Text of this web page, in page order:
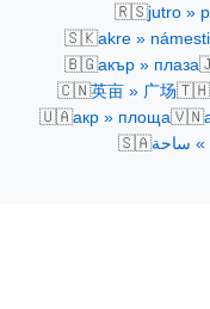
🇷🇸jutro »
🇸🇰akre »
🇧🇬акър » плаза
🇨🇳英亩 » 广场🇹🇭
🇺🇦акр » площа🇻🇳
🇸🇦» ساحة